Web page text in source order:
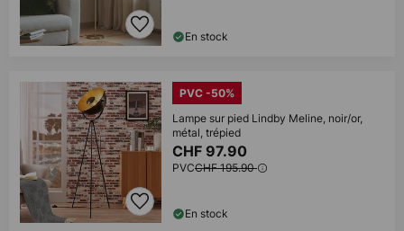
En stock
PVC -50%
Lampe sur pied Lindby Meline, noir/or,
métal, trépied
CHF 97.90
PVCCHF 195.90
En stock